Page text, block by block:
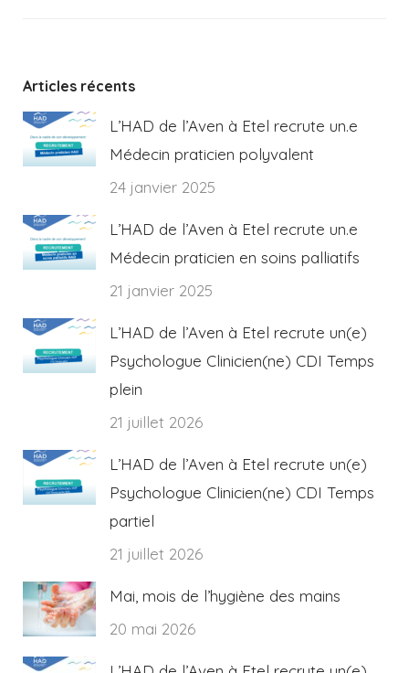
Articles récents
L’HAD de l’Aven à Etel recrute un.e
Médecin praticien polyvalent
24 janvier 2025
L’HAD de l’Aven à Etel recrute un.e
Médecin praticien en soins palliatifs
21 janvier 2025
L’HAD de l’Aven à Etel recrute un(e)
Psychologue Clinicien(ne) CDI Temps
plein
21 juillet 2026
L’HAD de l’Aven à Etel recrute un(e)
Psychologue Clinicien(ne) CDI Temps
partiel
21 juillet 2026
Mai, mois de l’hygiène des mains
20 mai 2026